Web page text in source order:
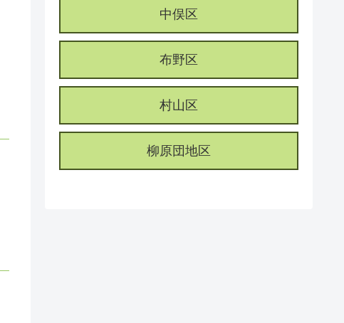
中俣区
布野区
村山区
柳原団地区